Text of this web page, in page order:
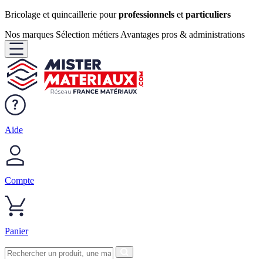
Bricolage et quincaillerie pourprofessionnels et particuliers
Nos marques Sélection métiers Avantages pros & administrations
Aide
Compte
Panier